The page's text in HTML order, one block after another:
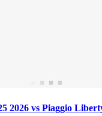
2026 vs Piaggio